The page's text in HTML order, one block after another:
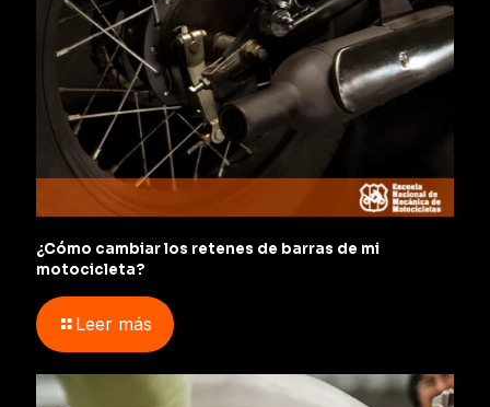
¿Cómo cambiar los retenes de barras de mi
motocicleta?
Leer más